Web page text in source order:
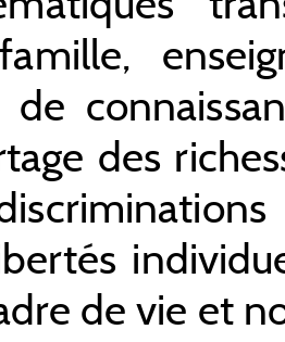
des
de vie et